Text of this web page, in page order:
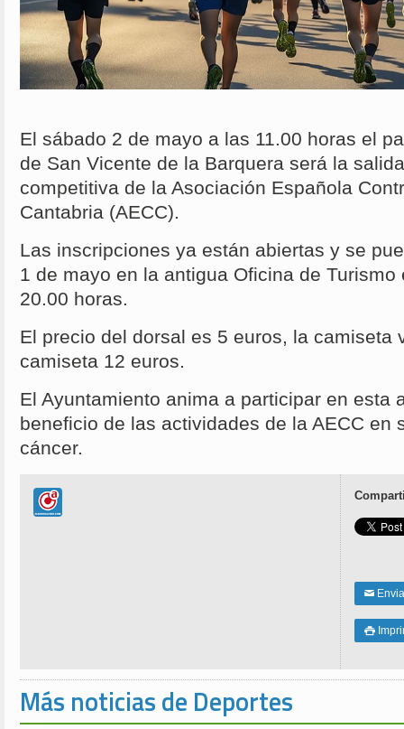
El sábado 2 de mayo a las 11.00 horas el
de San Vicente de la Barquera será la
competitiva de la Asociación Española
Cantabria (AECC).
Las inscripciones ya están abiertas y se
1 de mayo en la antigua Oficina de
20.00 horas.
El precio del dorsal es 5 euros, la camiseta
camiseta 12 euros.
El Ayuntamiento anima a participar en esta
beneficio de las actividades de la AECC en
cáncer.
✉

Más noticias de Deportes